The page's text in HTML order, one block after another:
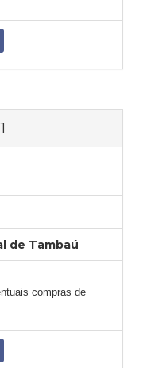
de Tambaú
compras de